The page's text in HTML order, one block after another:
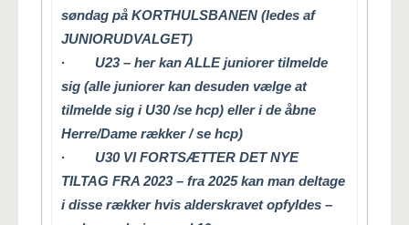
søndag på KORTHULSBANEN (ledes af
JUNIORUDVALGET)
· U23 – her kan ALLE juniorer tilmelde
sig (alle juniorer kan desuden vælge at
tilmelde sig i U30 /se hcp) eller i de åbne
Herre/Dame rækker / se hcp)
· U30 VI FORTSÆTTER DET NYE
TILTAG FRA 2023 – fra 2025 kan man deltage
i disse rækker hvis alderskravet opfyldes –